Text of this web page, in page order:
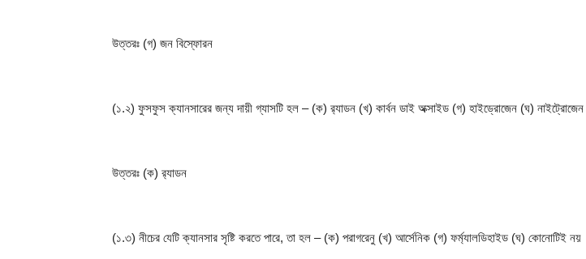
উত্তরঃ (গ) জন বিস্ফোরন
(১.২) ফুসফুস ক্যানসারের জন্য দায়ী গ্যাসটি হল – (ক) র‍্যাডন (খ) কার্বন ডাই অক্সাইড (গ) হাইড্রোজেন (ঘ) নাইট্রোজেন
উত্তরঃ (ক) র‍্যাডন
(১.৩) নীচের যেটি ক্যানসার সৃষ্টি করতে পারে, তা হল – (ক) পরাগরেনু (খ) আর্সেনিক (গ) ফর্ম্যালডিহাইড (ঘ) কোনোটিই নয়